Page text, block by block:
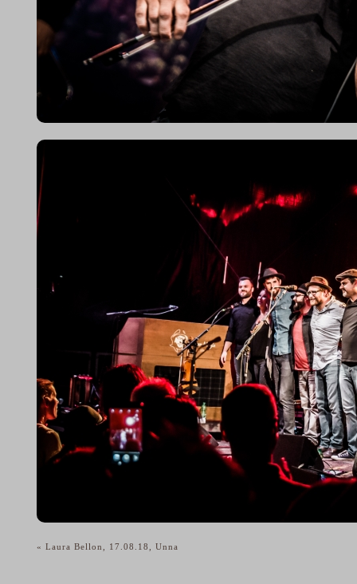
« Laura Bellon, 17.08.18, Unna